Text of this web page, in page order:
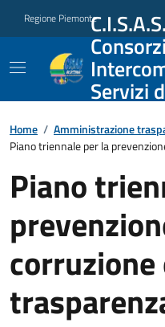
Regione Piemonte
Servizi
Home / Amministrazione
Piano triennale per la
Piano
corruzione